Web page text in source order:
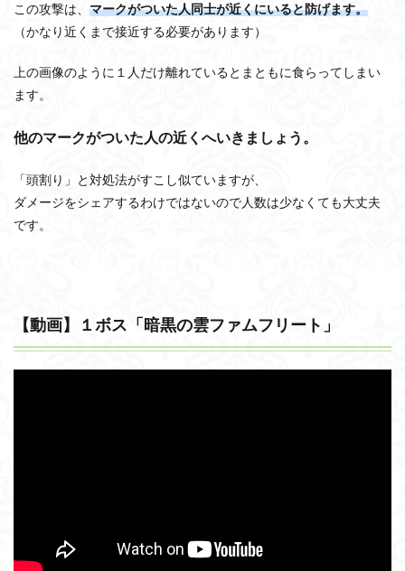
この攻撃は、 マークがついた人同士が近くにいると防げます。
（かなり近くまで接近する必要があります）
上の画像のように１人だけ離れているとまともに食らってしまい
ます。
他のマークがついた人の近くへいきましょう。
「頭割り」と対処法がすこし似ていますが、
ダメージをシェアするわけではないので人数は少なくても大丈夫
です。
【動画】１ボス「暗黒の雲ファムフリート」